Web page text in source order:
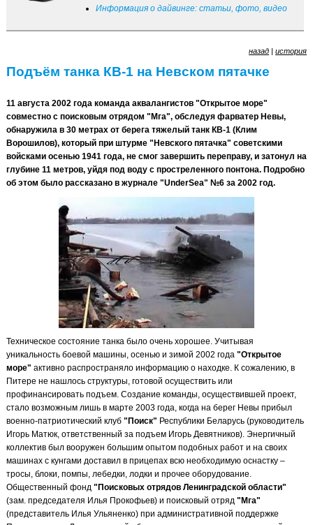
Информация о дайвинге: статьи, фото, видео
назад |история
Подъём танка КВ-1 на Невском пятачке
11 августа 2002 года команда аквалангистов "Открытое море"
совместно с поисковым отрядом "Мга", обследуя фарватер Невы,
обнаружила в 30 метрах от берега тяжелый танк КВ-1 (Клим
Ворошилов), который при штурме "Невского пятачка" советскими
войсками осенью 1941 года, не смог завершить переправу, и затонул на
глубине 11 метров, уйдя под воду с простреленного понтона. Подробно
об этом было рассказано в журнале "UnderSea" №6 за 2002 год.
Техническое состояние танка было очень хорошее. Учитывая
уникальность боевой машины, осенью и зимой 2002 года "Открытое
море" активно распространяло информацию о находке. К сожалению, в
Питере не нашлось структуры, готовой осуществить или
профинансировать подъем. Создание команды, осуществившей проект,
стало возможным лишь в марте 2003 года, когда на берег Невы прибыл
военно-патриотический клуб "Поиск" Республики Беларусь (руководитель
Игорь Матюк, ответственный за подъем Игорь Девятников). Энергичный
коллектив был вооружен большим опытом подобных работ и на своих
машинах с кунгами доставил в прицепах всю необходимую оснастку –
тросы, блоки, помпы, лебедки, лодки и прочее оборудование.
Общественный фонд "Поисковых отрядов Ленинградской области"
(зам. председателя Илья Прокофьев) и поисковый отряд "Мга"
(представитель Илья Ульяненко) при административной поддержке